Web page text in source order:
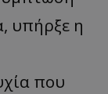
υπήρξε η
που